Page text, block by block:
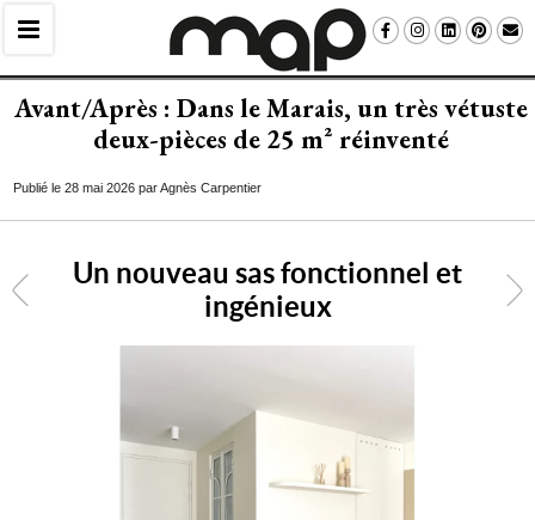
Avant/Après : Dans le Marais, un très vétuste
deux-pièces de 25 m² réinventé
Publié le 28 mai 2026 par Agnès Carpentier
Un nouveau sas fonctionnel et
ingénieux